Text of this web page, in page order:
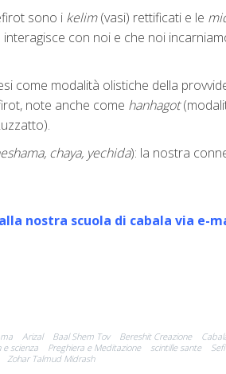
sono i kelim(vasi) rettificati e le
con noi e che noi
come modalità olistiche della
note anche come hanhagot
chaya, yechida): la nostra
nostra scuola di cabala via e-
Arizal Baal Shem Tov Bereshit Creazione
e scienza Preghiera e Meditazione scintille sante
Zohar Talmud Midrash